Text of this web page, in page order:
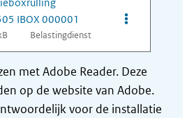
IBOX 000001
Belastingdienst
Opties van
met Adobe Reader. Deze
op de website van Adobe.
voor de installatie